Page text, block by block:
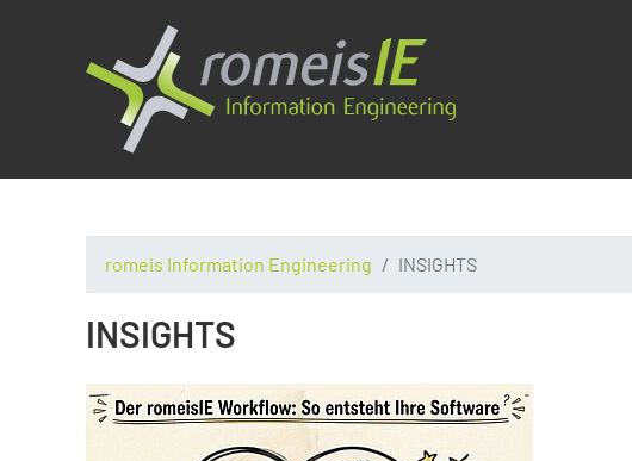
romeis Information Engineering INSIGHTS
INSIGHTS